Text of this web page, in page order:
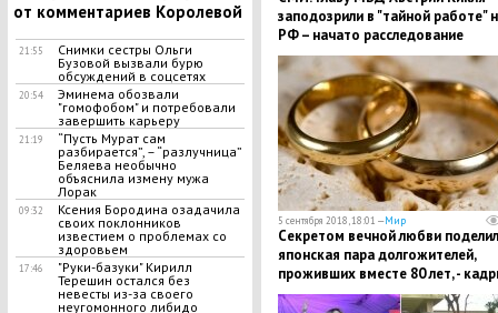
от комментариев Королевой
21:55
Снимки сестры Ольги
Бузовой вызвали бурю
обсуждений в соцсетях
20:54
Эминема обозвали
"гомофобом" и потребовали
завершить карьеру
21:19
“Пусть Мурат сам
разбирается”, – “разлучница”
Беляева необычно
объяснила измену мужа
Лорак
09:32
Ксения Бородина озадачила
своих поклонников
известием о проблемах со
здоровьем
17:46
"Руки-базуки" Кирилл
Терешин остался без
невесты из-за своего
неугомонного либидо
заподозрили в "тайной работе"
РФ – начато расследование
5 сентября 2018, 18:01 —Мир
​Секретом вечной любви
японская пара долгожителей,
проживших вместе 80 лет, -